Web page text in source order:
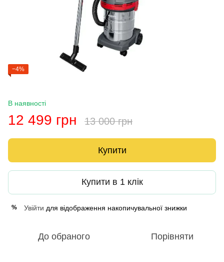
−4%
В наявності
12 499 грн 13 000 грн
Купити
Купити в 1 клік
% Увійти для відображення накопичувальної знижки
До обраного Порівняти